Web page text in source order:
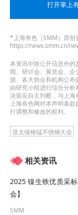
其结合全球钼
结论。而从供应
增速较缓慢。
全球钼产业链重构
其对中国、欧盟
等的政策方向、
打开掌上
*上海有色（SMM）原创
https://news.smm.cn/
本资讯中除公开信息外
闻、研讨会、展览会、
据、各大协会和机构公布
由研究小组进行综合分
决策应自主判断，与上海
上海有色网对本声明条
行调整和修改的权利。
亚太镍铬锰不锈钢大会
相关资讯
2025 镍生铁优质采
会】
SMM